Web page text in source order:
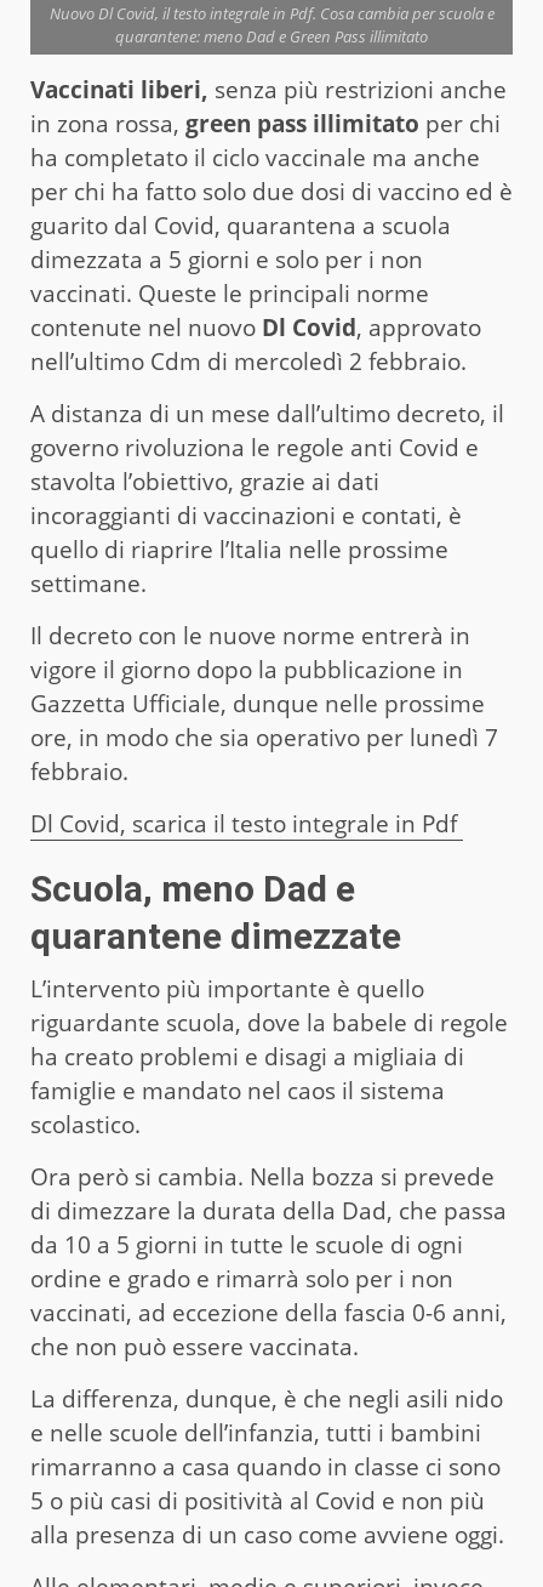
Nuovo Dl Covid, il testo integrale in Pdf. Cosa cambia per scuola e
quarantene: meno Dad e Green Pass illimitato
Vaccinati liberi, senza più restrizioni anche
in zona rossa, green pass illimitato per chi
ha completato il ciclo vaccinale ma anche
per chi ha fatto solo due dosi di vaccino ed è
guarito dal Covid, quarantena a scuola
dimezzata a 5 giorni e solo per i non
vaccinati. Queste le principali norme
contenute nel nuovo Dl Covid, approvato
nell’ultimo Cdm di mercoledì 2 febbraio.
A distanza di un mese dall’ultimo decreto, il
governo rivoluziona le regole anti Covid e
stavolta l’obiettivo, grazie ai dati
incoraggianti di vaccinazioni e contati, è
quello di riaprire l’Italia nelle prossime
settimane.
Il decreto con le nuove norme entrerà in
vigore il giorno dopo la pubblicazione in
Gazzetta Ufficiale, dunque nelle prossime
ore, in modo che sia operativo per lunedì 7
febbraio.
Dl Covid, scarica il testo integrale in Pdf
Scuola, meno Dad e
quarantene dimezzate
L’intervento più importante è quello
riguardante scuola, dove la babele di regole
ha creato problemi e disagi a migliaia di
famiglie e mandato nel caos il sistema
scolastico.
Ora però si cambia. Nella bozza si prevede
di dimezzare la durata della Dad, che passa
da 10 a 5 giorni in tutte le scuole di ogni
ordine e grado e rimarrà solo per i non
vaccinati, ad eccezione della fascia 0-6 anni,
che non può essere vaccinata.
La differenza, dunque, è che negli asili nido
e nelle scuole dell’infanzia, tutti i bambini
rimarranno a casa quando in classe ci sono
5 o più casi di positività al Covid e non più
alla presenza di un caso come avviene oggi.